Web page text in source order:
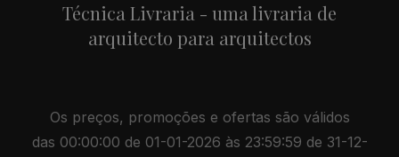
Técnica Livraria - uma livraria de
arquitecto para arquitectos
Os preços, promoções e ofertas são válidos
das 00:00:00 de 01-01-2026 às 23:59:59 de 31-12-